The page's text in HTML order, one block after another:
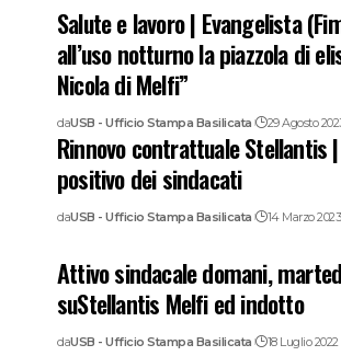
Salute e lavoro | Evangelista
all’uso notturno la piazzola di
Nicola di Melfi”
daUSB - Ufficio Stampa Basilicata 29 Agosto
Rinnovo contrattuale Stellantis
positivo dei sindacati
daUSB - Ufficio Stampa Basilicata 14 Marzo 2023
Attivo sindacale domani,
suStellantis Melfi ed indotto
daUSB - Ufficio Stampa Basilicata 18 Luglio 2022